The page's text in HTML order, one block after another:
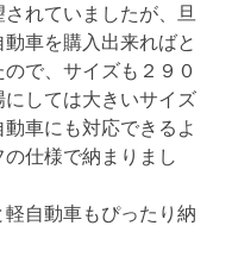
れていましたが、旦
車を購入出来ればと
で、サイズも２９０
にしては大きいサイズ
車にも対応できるよ
の仕様で納まりまし
自動車もぴったり納